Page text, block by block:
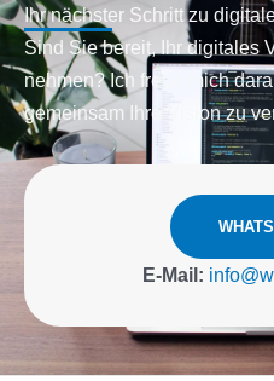
Ihr nächster Schritt zu
Sind Sie bereit, Ihr digitales
nehmen? Ich freue mich
gemeinsam Ihre Vision zu
E-Mail: